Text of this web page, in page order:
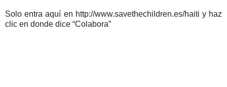
Solo entra aquí en http://www.savethechildren.es/haiti y haz
clic en donde dice “Colabora”